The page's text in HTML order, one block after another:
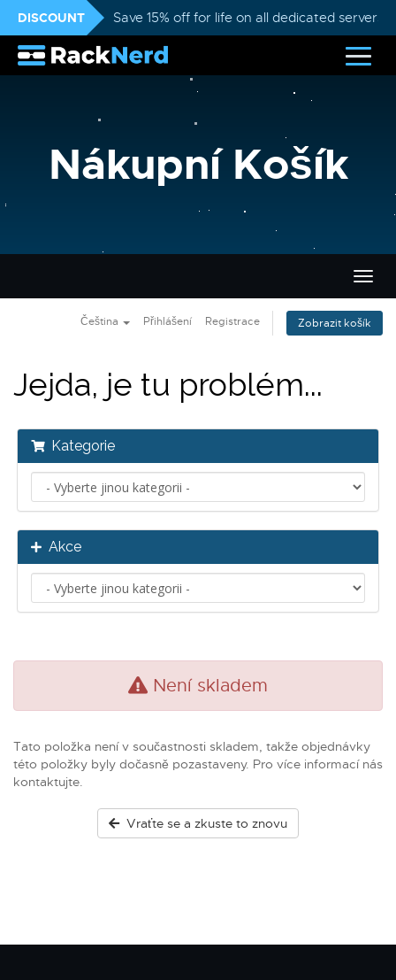
DISCOUNT Save 15% off for life on all dedicated servers
Nákupní Košík
Čeština Přihlášení Registrace Zobrazit košík
Jejda, je tu problém...
Kategorie
Akce
Není skladem
Tato položka není v součastnosti skladem, takže objednávky
této položky byly dočasně pozastaveny. Pro více informací nás
kontaktujte.
Vraťte se a zkuste to znovu